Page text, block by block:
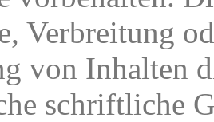
Verbreitung
von Inhalten
schriftliche